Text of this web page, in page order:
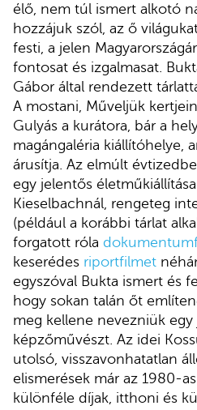
élő, nem túl ismert alkotó
hozzájuk szól, az ő
festi, a jelen
fontosat és izgalmasat.
Gábor által rendezett
A mostani, Műveljük
Gulyás a kurátora, bár a
magángaléria kiállítóhelye,
árusítja. Az elmúlt
egy jelentős
Kieselbachnál, rengeteg
(például a korábbi tárlat
forgatott róla
keserédes riportfilmet
egyszóval Bukta ismert és
hogy sokan talán őt
meg kellene nevezniük
képzőművészt. Az idei
utolsó, visszavonhatatlan
elismerések már az 1980-
különféle díjak, itthoni és